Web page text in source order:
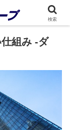
組み -ダ
検索